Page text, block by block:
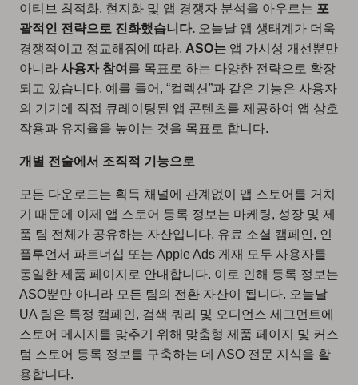
이티브 최적화, 현지화 및 앱 경쟁자 분석을 아우르는 포
괄적인 전략으로 진화했습니다. 오늘날 앱 생태계가 더욱
경쟁적이고 정교해짐에 따라, ASO는 앱 가시성 개선뿐만
아니라 사용자 참여 를 목표로 하는 다양한 전략으로 확장
되고 있습니다. 예를 들어, “컬렉션”과 같은 기능은 사용자
의 기기에 직접 큐레이팅된 앱 콘텐츠를 제공하여 앱 상호
작용과 유지율을 높이는 것을 목표로 합니다.
개별 전술에서 조직적 기능으로
모든 다운로드는 획득 채널에 관계없이 앱 스토어를 거치
기 때문에 이제 앱 스토어 등록 정보는 마케팅, 성장 및 제
품 팀 전체가 공유하는 자산입니다. 유료 소셜 캠페인, 인
플루언서 파트너십 또는 Apple Ads 게재 모두 사용자를
동일한 제품 페이지로 안내합니다. 이로 인해 등록 정보는
ASO뿐만 아니라 모든 팀의 전환 자산이 됩니다. 오늘날
UA 팀은 특정 캠페인, 검색 쿼리 및 오디언스 세그먼트에
스토어 메시지를 맞추기 위해 맞춤형 제품 페이지 및 커스
텀 스토어 등록 정보를 구축하는 데 ASO 전문 지식을 활
용합니다.